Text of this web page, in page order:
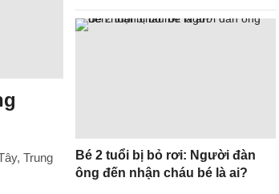
Trung
Bé 2 tuổi bị bỏ rơi: Người đàn
ông đến nhận cháu bé là ai?